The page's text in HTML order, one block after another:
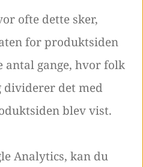
ofte dette sker,
for produktsiden
antal gange, hvor folk
dividerer det med
blev vist.
Analytics, kan du